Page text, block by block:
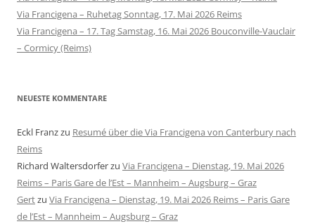
Via Francigena – Ruhetag Sonntag, 17. Mai 2026 Reims
Via Francigena – 17. Tag Samstag, 16. Mai 2026 Bouconville-Vauclair
– Cormicy (Reims)
NEUESTE KOMMENTARE
Eckl Franzzu Resumé über die Via Francigena von Canterbury nach
Reims
Richard Waltersdorferzu Via Francigena – Dienstag, 19. Mai 2026
Reims – Paris Gare de l’Est – Mannheim – Augsburg – Graz
Gertzu Via Francigena – Dienstag, 19. Mai 2026 Reims – Paris Gare
de l’Est – Mannheim – Augsburg – Graz